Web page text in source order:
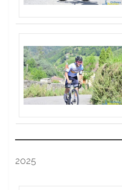
2025